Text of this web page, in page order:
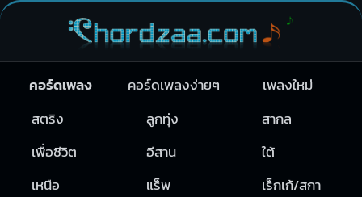
คอร์ดเพลง คอร์ดเพลงง่ายๆ
เพลงใหม่
สตริง
ลูกทุ่ง
สากล
เพื่อชีวิต
อีสาน
ใต้
เหนือ
แร็พ
เร็กเก้/สกา